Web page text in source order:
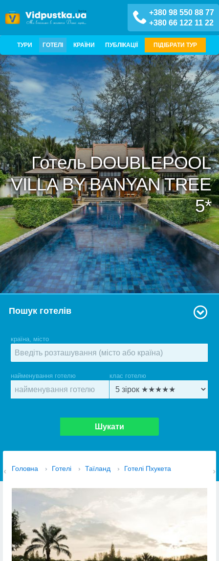
+380 98 550 88 77
+380 66 122 11 22
ТУРИ ГОТЕЛІ КРАЇНИ ПУБЛІКАЦІЇ ПІДІБРАТИ ТУР
Готель DOUBLEPOOL
VILLA BY BANYAN TREE
5*
Пошук готелів
країна, місто
найменування готелю клас готелю
Шукати
Головна › Готелі › Таїланд › Готелі Пхукета